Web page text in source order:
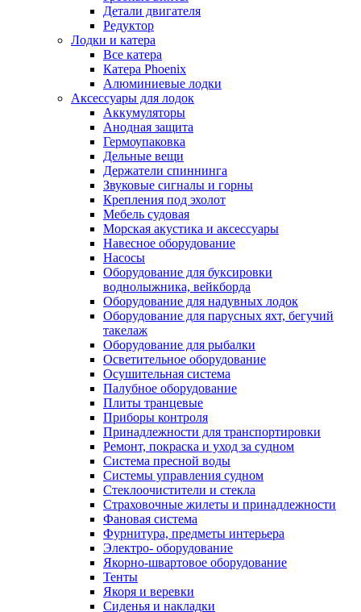
Детали двигателя
Редуктор
Лодки и катера
Все катера
Катера Phoenix
Алюминиевые лодки
Аксессуары для лодок
Аккумуляторы
Анодная защита
Гермоупаковка
Дельные вещи
Держатели спиннинга
Звуковые сигналы и горны
Крепления под эхолот
Мебель судовая
Морская акустика и аксессуары
Навесное оборудование
Насосы
Оборудование для буксировки
воднолыжника, вейкборда
Оборудование для надувных лодок
Оборудование для парусных яхт, бегучий
такелаж
Оборудование для рыбалки
Осветительное оборудование
Осушительная система
Палубное оборудование
Плиты транцевые
Приборы контроля
Принадлежности для транспортировки
Ремонт, покраска и уход за судном
Система пресной воды
Системы управления судном
Стеклоочистители и стекла
Страховочные жилеты и принадлежности
Фановая система
Фурнитура, предметы интерьера
Электро- оборудование
Якорно-швартовое оборудование
Тенты
Якоря и веревки
Сиденья и накладки